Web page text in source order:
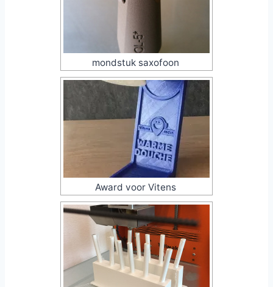
mondstuk saxofoon
Award voor Vitens